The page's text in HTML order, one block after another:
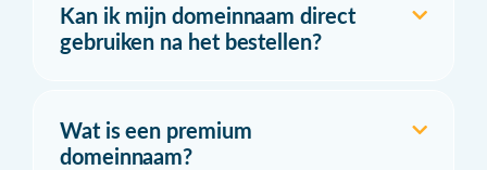
Kan ik mijn domeinnaam direct
gebruiken na het bestellen?
Wat is een premium
domeinnaam?